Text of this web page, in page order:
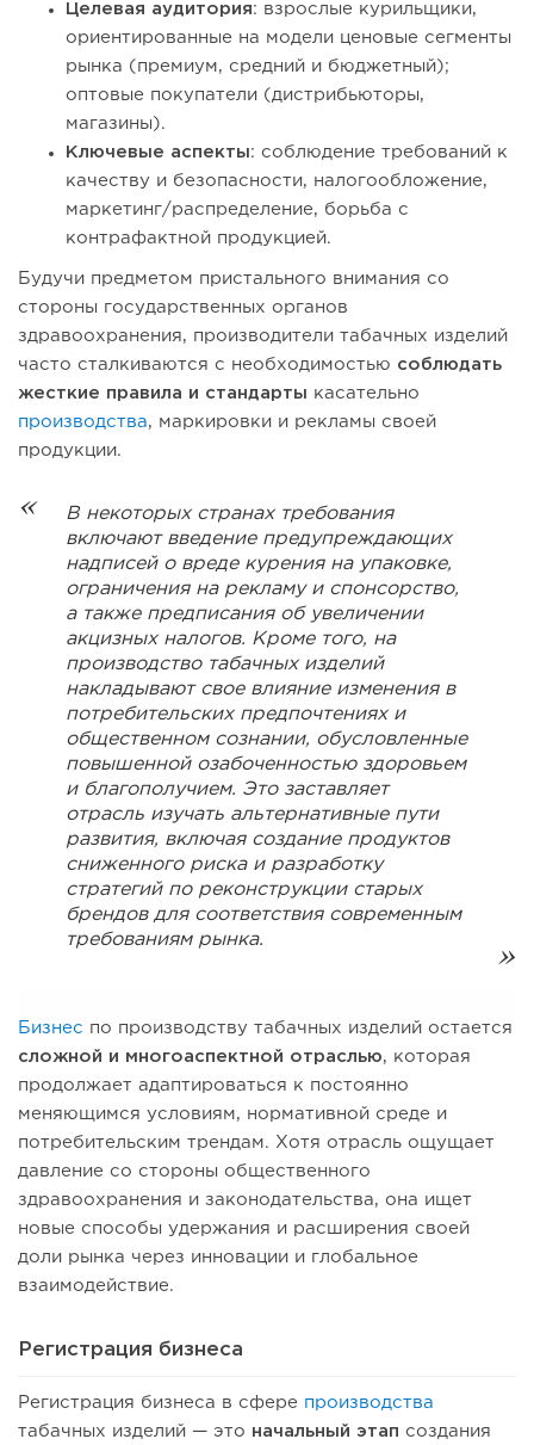
Целевая аудитория: взрослые курильщики,
ориентированные на модели ценовые сегменты
рынка (премиум, средний и бюджетный);
оптовые покупатели (дистрибьюторы,
магазины).
Ключевые аспекты: соблюдение требований к
качеству и безопасности, налогообложение,
маркетинг/распределение, борьба с
контрафактной продукцией.
Будучи предметом пристального внимания со
стороны государственных органов
здравоохранения, производители табачных изделий
часто сталкиваются с необходимостью соблюдать
жесткие правила и стандарты касательно
производства, маркировки и рекламы своей
продукции.
В некоторых странах требования
включают введение предупреждающих
надписей о вреде курения на упаковке,
ограничения на рекламу и спонсорство,
а также предписания об увеличении
акцизных налогов. Кроме того, на
производство табачных изделий
накладывают свое влияние изменения в
потребительских предпочтениях и
общественном сознании, обусловленные
повышенной озабоченностью здоровьем
и благополучием. Это заставляет
отрасль изучать альтернативные пути
развития, включая создание продуктов
сниженного риска и разработку
стратегий по реконструкции старых
брендов для соответствия современным
требованиям рынка.
Бизнес по производству табачных изделий остается
сложной и многоаспектной отраслью, которая
продолжает адаптироваться к постоянно
меняющимся условиям, нормативной среде и
потребительским трендам. Хотя отрасль ощущает
давление со стороны общественного
здравоохранения и законодательства, она ищет
новые способы удержания и расширения своей
доли рынка через инновации и глобальное
взаимодействие.
Регистрация бизнеса
Регистрация бизнеса в сфере производства
табачных изделий — это начальный этап создания